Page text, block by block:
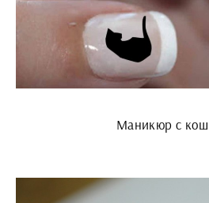
Маникюр с